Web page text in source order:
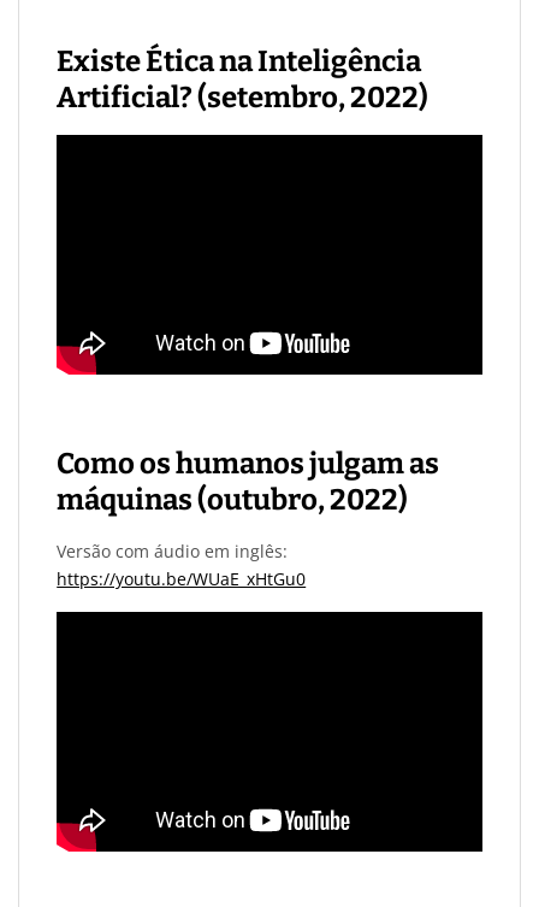
Existe Ética na Inteligência
Artificial? (setembro, 2022)
Como os humanos julgam as
máquinas (outubro, 2022)
Versão com áudio em inglês:
https://youtu.be/WUaE_xHtGu0